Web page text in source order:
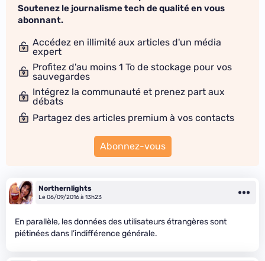
Soutenez le journalisme tech de qualité en vous
abonnant.
Accédez en illimité aux articles d'un média
expert
Profitez d'au moins 1 To de stockage pour vos
sauvegardes
Intégrez la communauté et prenez part aux
débats
Partagez des articles premium à vos contacts
Abonnez-vous
Northernlights
Le 06/09/2016 à 13h23
En parallèle, les données des utilisateurs étrangères sont
piétinées dans l’indifférence générale.